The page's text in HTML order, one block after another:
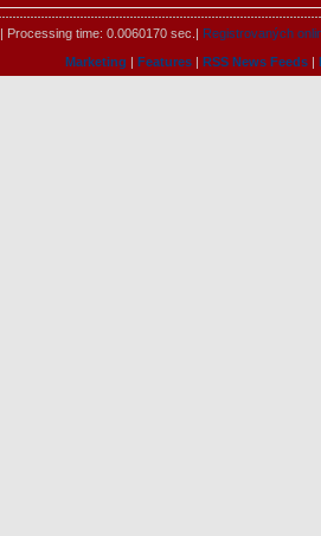
| Processing time: 0.0060170 sec.| Registrovaných
Marketing | Features | RSS News Feeds |